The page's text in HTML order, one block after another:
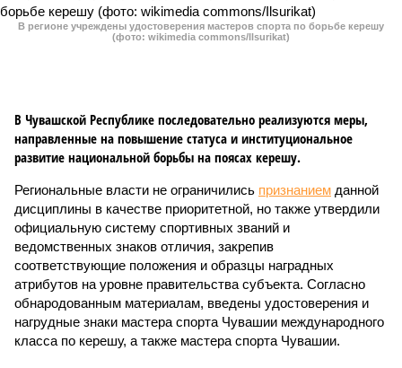
В регионе учреждены удостоверения мастеров спорта по борьбе керешу
(фото: wikimedia commons/Ilsurikat)
В Чувашской Республике последовательно реализуются меры,
направленные на повышение статуса и институциональное
развитие национальной борьбы на поясах керешу.
Региональные власти не ограничились признанием данной
дисциплины в качестве приоритетной, но также утвердили
официальную систему спортивных званий и
ведомственных знаков отличия, закрепив
соответствующие положения и образцы наградных
атрибутов на уровне правительства субъекта. Согласно
обнародованным материалам, введены удостоверения и
нагрудные знаки мастера спорта Чувашии международного
класса по керешу, а также мастера спорта Чувашии.